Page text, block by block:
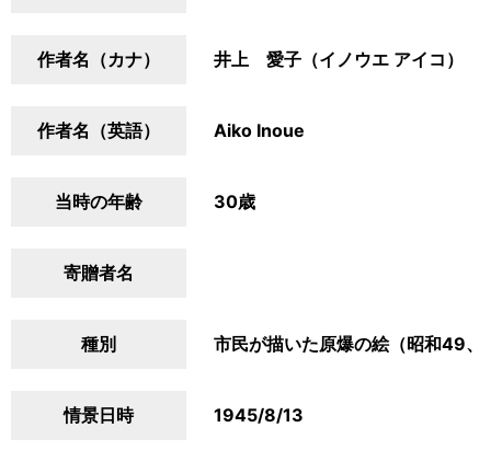
作者名（カナ） 井上 愛子（イノウエ アイコ）
作者名（英語） Aiko Inoue
当時の年齢 30歳
寄贈者名
種別 市民が描いた原爆の絵（昭和49、
情景日時 1945/8/13